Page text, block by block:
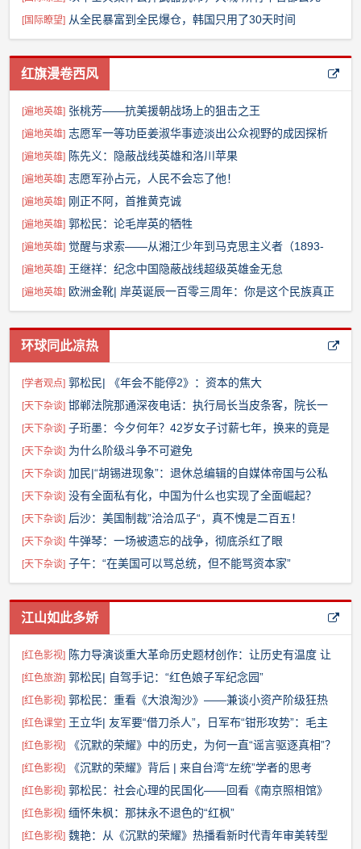
吧！”
[国际瞭望] 从全民暴富到全民爆仓，韩国只用了30天时间
红旗漫卷西风
[遍地英雄] 张桃芳——抗美援朝战场上的狙击之王
[遍地英雄] 志愿军一等功臣姜淑华事迹淡出公众视野的成因探析
[遍地英雄] 陈先义：隐蔽战线英雄和洛川苹果
[遍地英雄] 志愿军孙占元，人民不会忘了他！
[遍地英雄] 刚正不阿，首推黄克诚
[遍地英雄] 郭松民：论毛岸英的牺牲
[遍地英雄] 觉醒与求索——从湘江少年到马克思主义者（1893-
1921）
[遍地英雄] 王继祥：纪念中国隐蔽战线超级英雄金无怠
[遍地英雄] 欧洲金靴| 岸英诞辰一百零三周年：你是这个民族真正
的脊梁
环球同此凉热
[学者观点] 郭松民| 《年会不能停2》：资本的焦大
[天下杂谈] 邯郸法院那通深夜电话：执行局长当皮条客，院长一
句“不可能”就想溜？
[天下杂谈] 子珩墨：今夕何年？42岁女子讨薪七年，换来的竟是
这样的结果
[天下杂谈] 为什么阶级斗争不可避免
[天下杂谈] 加民|“胡锡进现象”：退休总编辑的自媒体帝国与公私
边界之问
[天下杂谈] 没有全面私有化，中国为什么也实现了全面崛起？
[天下杂谈] 后沙：美国制裁”洽洽瓜子“，真不愧是二百五！
[天下杂谈] 牛弹琴：一场被遗忘的战争，彻底杀红了眼
[天下杂谈] 子午：“在美国可以骂总统，但不能骂资本家”
江山如此多娇
[红色影视] 陈力导演谈重大革命历史题材创作：让历史有温度 让
人物有灵魂
[红色旅游] 郭松民| 自驾手记：“红色娘子军纪念园”
[红色影视] 郭松民：重看《大浪淘沙》——兼谈小资产阶级狂热
性
[红色课堂] 王立华| 友军要“借刀杀人”，日军布“钳形攻势”：毛主
席如何识破陷阱，预判战局？【王立华31】
[红色影视] 《沉默的荣耀》中的历史，为何一直“谣言驱逐真相”？
[红色影视] 《沉默的荣耀》背后 | 来自台湾“左统”学者的思考
[红色影视] 郭松民：社会心理的民国化——回看《南京照相馆》
[红色影视] 缅怀朱枫：那抹永不退色的“红枫”
[红色影视] 魏艳：从《沉默的荣耀》热播看新时代青年审美转型